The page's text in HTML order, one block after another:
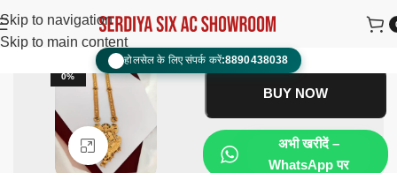
Skip to navigation
Skip to main content
📞 होलसेल के लिए संपर्क करें:8890438038
0%
Click to enlarge
Ranihaar
₹1,500.00
BUY NOW
अभी खरीदें –
WhatsApp पर